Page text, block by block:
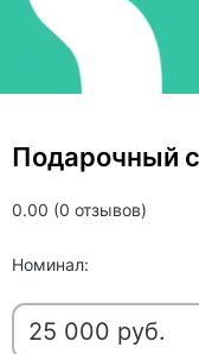
0.00 (0 отзывов)
Подарочный
Номинал: